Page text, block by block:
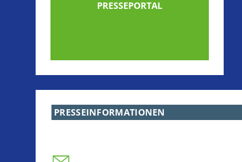
PRESSEPORTAL
PRESSEINFORMATIONEN